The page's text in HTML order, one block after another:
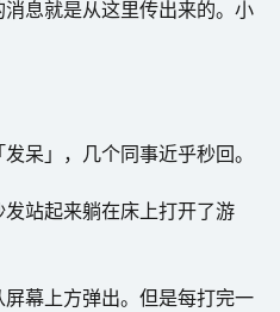
息就是从这里传出来的。小
呆」，几个同事近乎秒回。
站起来躺在床上打开了游
幕上方弹出。但是每打完一